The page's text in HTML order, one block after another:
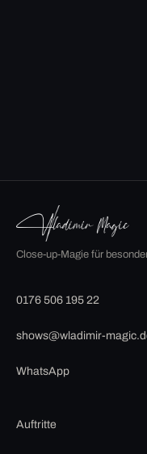
Close-up-Magie für
0176 506 195 22
shows@wladimir-
WhatsApp
Auftritte